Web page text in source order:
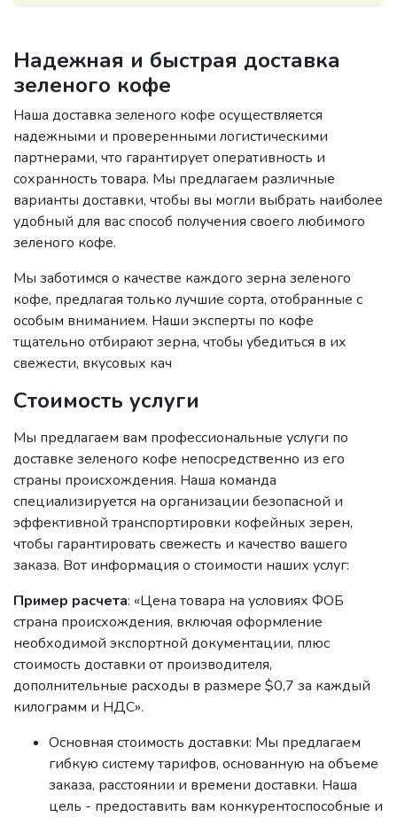
Надежная и быстрая доставка
зеленого кофе
Наша доставка зеленого кофе осуществляется
надежными и проверенными логистическими
партнерами, что гарантирует оперативность и
сохранность товара. Мы предлагаем различные
варианты доставки, чтобы вы могли выбрать наиболее
удобный для вас способ получения своего любимого
зеленого кофе.
Мы заботимся о качестве каждого зерна зеленого
кофе, предлагая только лучшие сорта, отобранные с
особым вниманием. Наши эксперты по кофе
тщательно отбирают зерна, чтобы убедиться в их
свежести, вкусовых кач
Стоимость услуги
Мы предлагаем вам профессиональные услуги по
доставке зеленого кофе непосредственно из его
страны происхождения. Наша команда
специализируется на организации безопасной и
эффективной транспортировки кофейных зерен,
чтобы гарантировать свежесть и качество вашего
заказа. Вот информация о стоимости наших услуг:
Пример расчета: «Цена товара на условиях ФОБ
страна происхождения, включая оформление
необходимой экспортной документации, плюс
стоимость доставки от производителя,
дополнительные расходы в размере $0,7 за каждый
килограмм и НДС».
Основная стоимость доставки: Мы предлагаем
гибкую систему тарифов, основанную на объеме
заказа, расстоянии и времени доставки. Наша
цель - предоставить вам конкурентоспособные и